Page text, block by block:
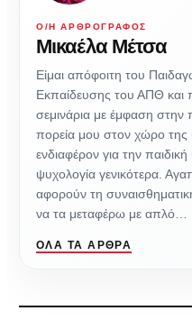
Ο/Η ΑΡΘΡΟΓΡΆΦΟΣ
Μικαέλα Μέτσα
Είμαι απόφοιτη του
Εκπαίδευσης του ΑΠΘ και
σεμινάρια με έμφαση στην
πορεία μου στον χώρο της
ενδιαφέρον για την
ψυχολογία γενικότερα.
αφορούν τη
να τα μεταφέρω με απλό…
ΌΛΑ ΤΑ ΆΡΘΡΑ